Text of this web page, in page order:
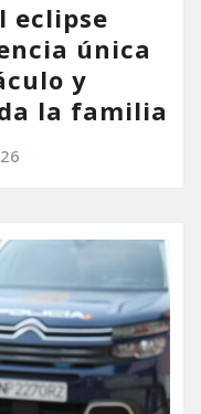
eclipse
única
y
la familia